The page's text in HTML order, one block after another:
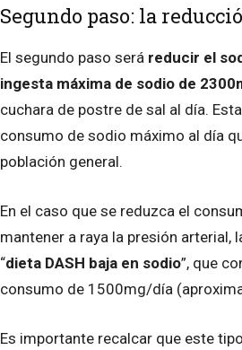
Segundo paso: la
El segundo paso será reducir el
ingesta máxima de sodio de
cuchara de postre de sal al día.
consumo de sodio máximo al día
población general.
En el caso que se reduzca el
mantener a raya la presión arterial,
“dieta DASH baja en sodio”, que
consumo de 1500mg/día
Es importante recalcar que este